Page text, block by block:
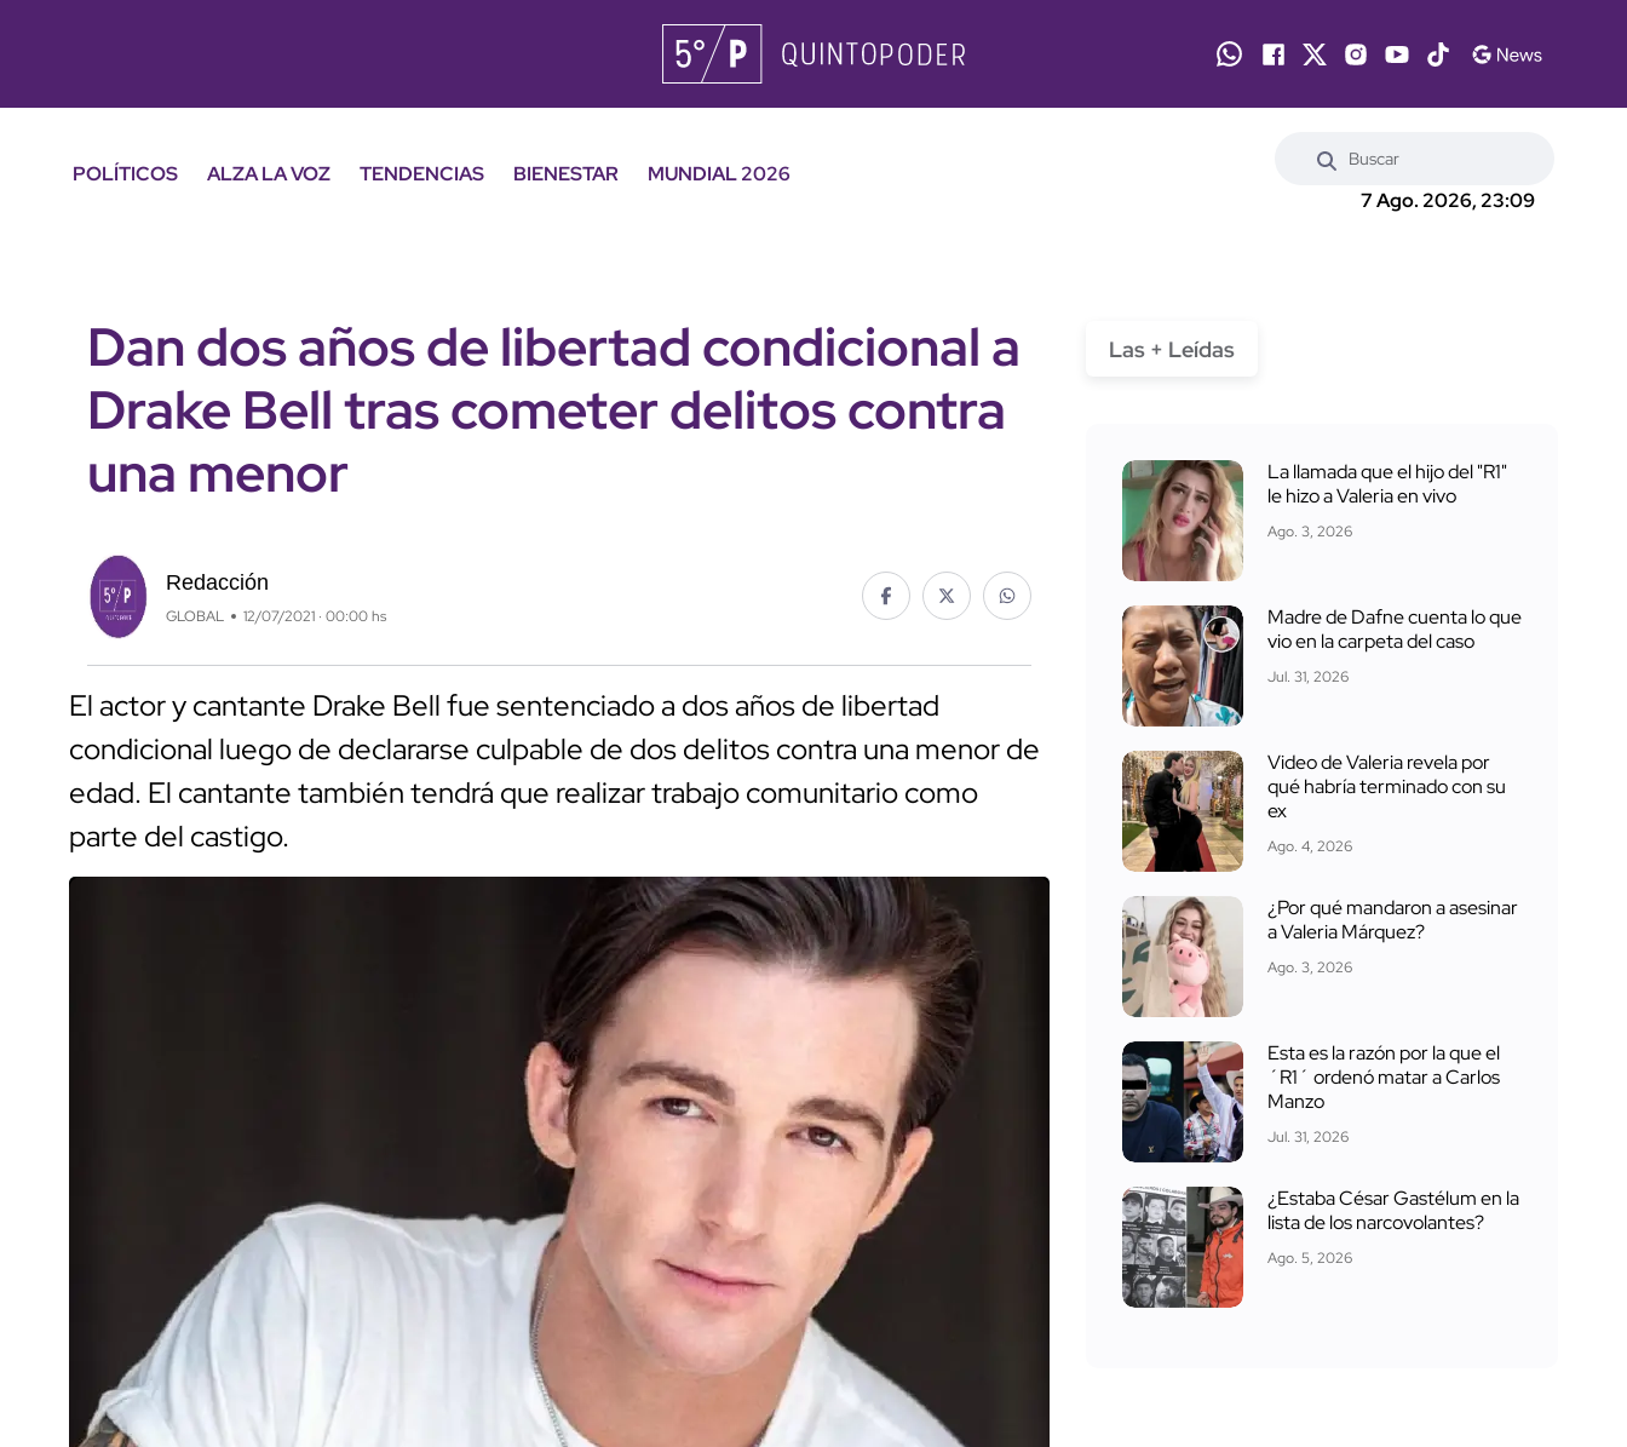
POLÍTICOS ALZA LA VOZ TENDENCIAS BIENESTAR
MUNDIAL 2026
7 Ago. 2026, 23:09
Dan dos años de libertad condicional a
Drake Bell tras cometer delitos contra
una menor
Redacción
GLOBAL 12/07/2021 · 00:00 hs
El actor y cantante Drake Bell fue sentenciado a dos años de libertad
condicional luego de declararse culpable de dos delitos contra una menor de
edad. El cantante también tendrá que realizar trabajo comunitario como
parte del castigo.
Las + Leídas
La llamada que el hijo del "R1"
le hizo a Valeria en vivo
Ago. 3, 2026
Madre de Dafne cuenta lo que
vio en la carpeta del caso
Jul. 31, 2026
Video de Valeria revela por
qué habría terminado con su
ex
Ago. 4, 2026
¿Por qué mandaron a asesinar
a Valeria Márquez?
Ago. 3, 2026
Esta es la razón por la que el
´R1´ ordenó matar a Carlos
Manzo
Jul. 31, 2026
¿Estaba César Gastélum en la
lista de los narcovolantes?
Ago. 5, 2026